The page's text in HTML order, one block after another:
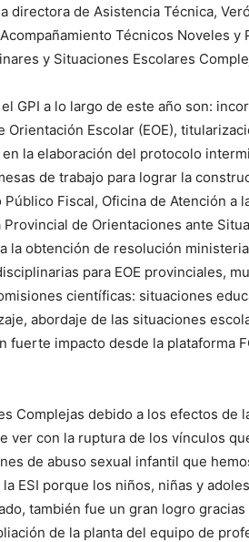
directora de Asistencia Técnica,
Técnicos Noveles y
y Situaciones Escolares
GPI a lo largo de este año son:
Escolar (EOE),
la elaboración del protocolo
de trabajo para lograr la
Fiscal, Oficina de Atención a
de Orientaciones ante
la obtención de resolución
para EOE provinciales,
científicas: situaciones
abordaje de las situaciones
impacto desde la plataforma
Complejas debido a los efectos de
ver con la ruptura de los vínculos
de abuso sexual infantil que
ESI porque los niños, niñas y
también fue un gran logro
de la planta del equipo de